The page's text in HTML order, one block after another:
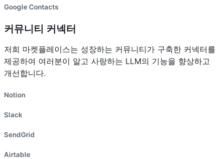
Google Contacts
커뮤니티 커넥터
저희 마켓플레이스는 성장하는 커뮤니티가 구축한 커넥터를
제공하여 여러분이 알고 사랑하는 LLM의 기능을 향상하고
개선합니다.
Notion
Slack
SendGrid
Airtable